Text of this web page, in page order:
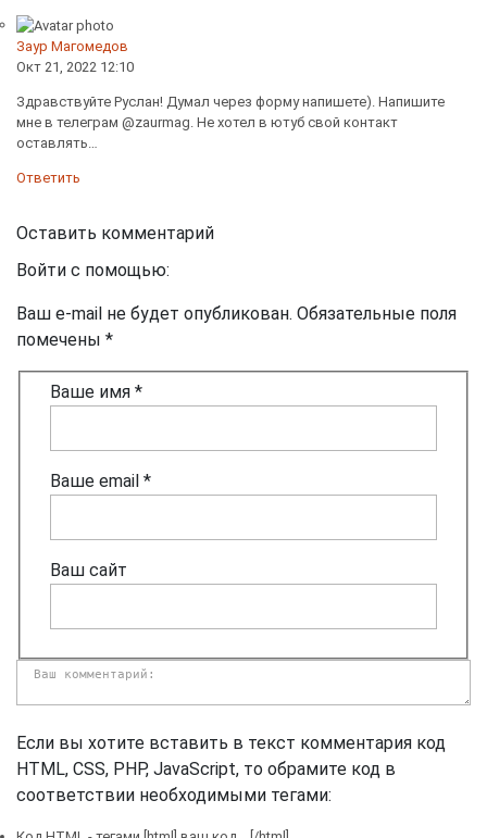
Заур Магомедов
Окт 21, 2022 12:10
Здравствуйте Руслан! Думал через форму напишете). Напишите
мне в телеграм @zaurmag. Не хотел в ютуб свой контакт
оставлять…
Ответить
Оставить комментарий
Войти с помощью:
Ваш e-mail не будет опубликован. Обязательные поля
помечены *
Ваше имя *
Ваше email *
Ваш сайт
Если вы хотите вставить в текст комментария код
HTML, CSS, PHP, JavaScript, то обрамите код в
соответствии необходимыми тегами: